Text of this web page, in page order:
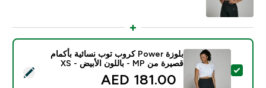
تحديد هذا المنتج - بلوزة Power كروب توب نسائية بأكمام قصيرة من MP - باللون الأبيض - XS
بلوزة Power كروب توب نسائية بأكمام
قصيرة من MP - باللون الأبيض - XS
181.00 AED‎